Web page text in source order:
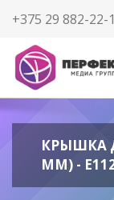
+375 29 882-22-
КРЫШКА
ММ) -